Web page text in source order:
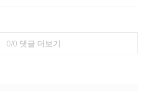
0/0 댓글 더보기